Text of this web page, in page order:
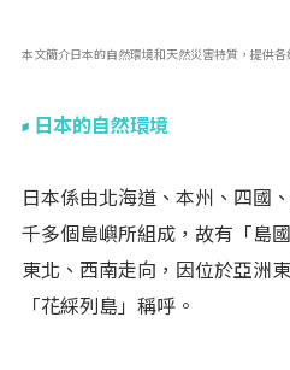
本文簡介日本的自然環境和天然災害特質，提供各
日本的自然環境
日本係由北海道、本州、四國
千多個島嶼所組成，故有「島
東北、西南走向，因位於亞洲
「花綵列島」稱呼。